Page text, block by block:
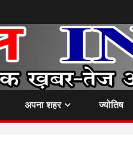
अपना शहर ज्योतिष